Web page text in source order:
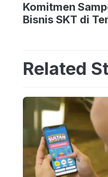
Komitmen
Bisnis SKT di
Related